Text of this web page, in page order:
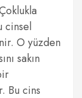
cinsel
O yüzden
sakın
Bu cins